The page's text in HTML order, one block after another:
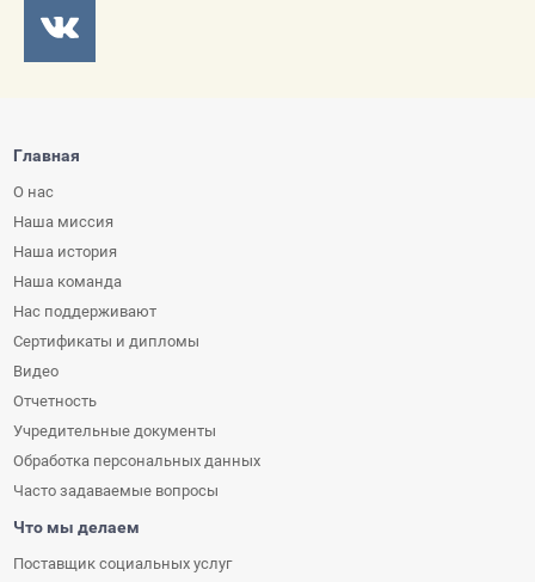
Главная
О нас
Наша миссия
Наша история
Наша команда
Нас поддерживают
Сертификаты и дипломы
Видео
Отчетность
Учредительные документы
Обработка персональных данных
Часто задаваемые вопросы
Что мы делаем
Поставщик социальных услуг